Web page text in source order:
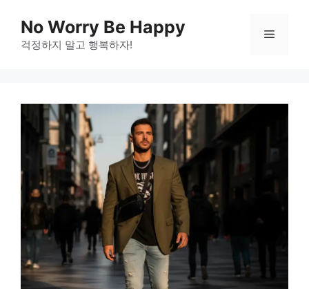
content
No Worry Be Happy
걱정하지 말고 행복하자!
Menu